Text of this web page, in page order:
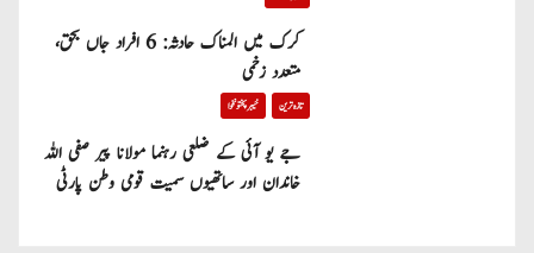
کرک میں المناک حادثہ: 6 افراد جاں بحق،
متعدد زخمی
تازہ ترین خیبر پختونخوا
جے یو آئی کے ضلعی رہنما مولانا پیر صفی اللہ
خاندان اور ساتھیوں سمیت قومی وطن پارٹی